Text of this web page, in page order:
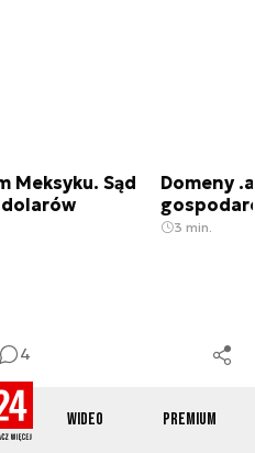
Wideo Premium
4
Meksyku. Sąd
dolarów
Domeny
3 min.